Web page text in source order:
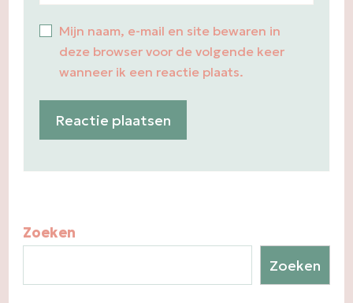
Mijn naam, e-mail en site bewaren in
deze browser voor de volgende keer
wanneer ik een reactie plaats.
Zoeken
Zoeken